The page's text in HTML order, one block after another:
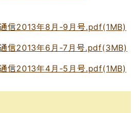
信2013年8月-9月号.pdf(1MB)
信2013年6月-7月号.pdf(3MB)
信2013年4月-5月号.pdf(1MB)